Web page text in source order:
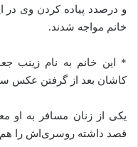
و درصدد پیاده کردن وی در
خانم مواجه شدند.
* این خانم به نام زینب
کاشان بعد از گرفتن عکس
یکی از زنان مسافر به
قصد داشته روسری‌اش را هم